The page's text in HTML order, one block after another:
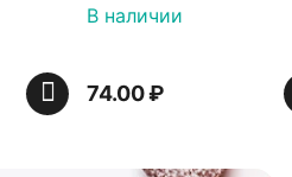
В наличии
74.00₽